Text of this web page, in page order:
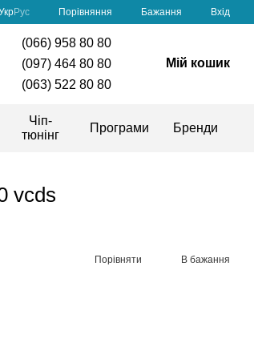
Рус Порівняння Бажання Вхід
(066) 958 80 80
(097) 464 80 80
(063) 522 80 80
Мій кошик
Чіп-
тюнінг
Програми Бренди
vcds
Порівняти В бажання